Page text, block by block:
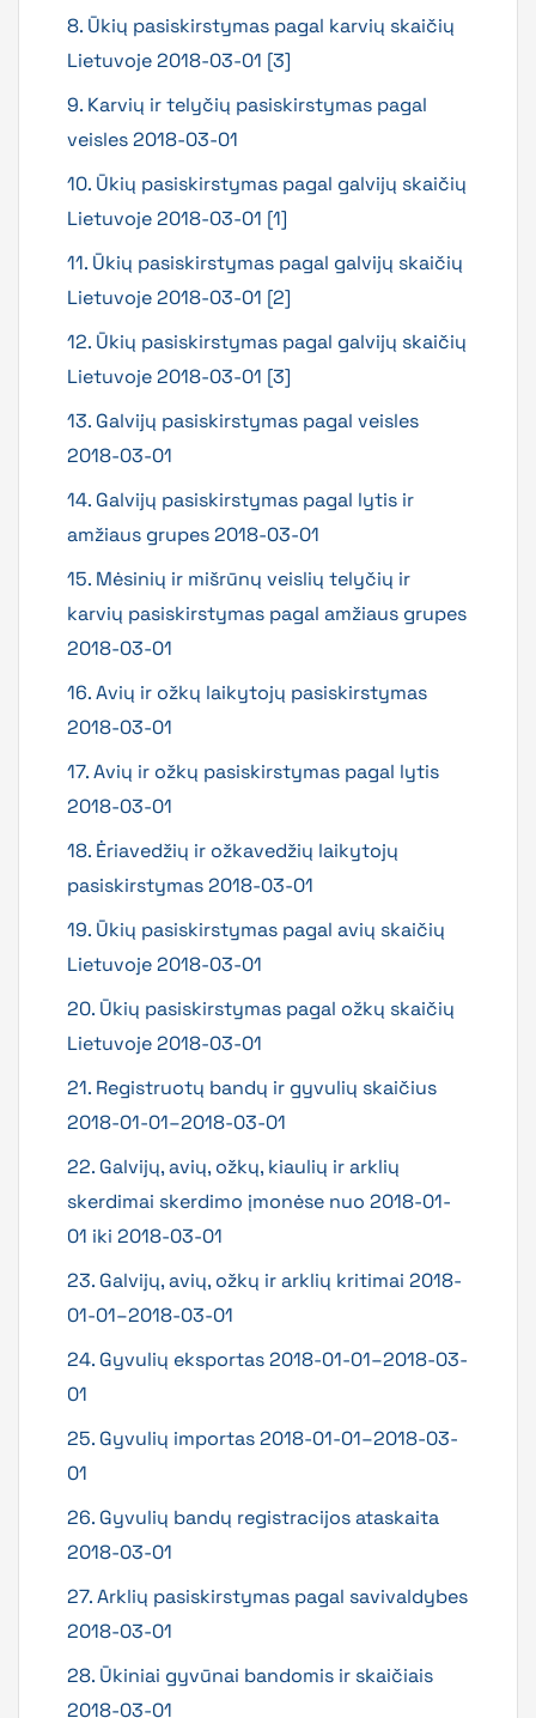
8. Ūkių pasiskirstymas pagal karvių skaičių
Lietuvoje 2018-03-01 [3]
9. Karvių ir telyčių pasiskirstymas pagal
veisles 2018-03-01
10. Ūkių pasiskirstymas pagal galvijų skaičių
Lietuvoje 2018-03-01 [1]
11. Ūkių pasiskirstymas pagal galvijų skaičių
Lietuvoje 2018-03-01 [2]
12. Ūkių pasiskirstymas pagal galvijų skaičių
Lietuvoje 2018-03-01 [3]
13. Galvijų pasiskirstymas pagal veisles
2018-03-01
14. Galvijų pasiskirstymas pagal lytis ir
amžiaus grupes 2018-03-01
15. Mėsinių ir mišrūnų veislių telyčių ir
karvių pasiskirstymas pagal amžiaus grupes
2018-03-01
16. Avių ir ožkų laikytojų pasiskirstymas
2018-03-01
17. Avių ir ožkų pasiskirstymas pagal lytis
2018-03-01
18. Ėriavedžių ir ožkavedžių laikytojų
pasiskirstymas 2018-03-01
19. Ūkių pasiskirstymas pagal avių skaičių
Lietuvoje 2018-03-01
20. Ūkių pasiskirstymas pagal ožkų skaičių
Lietuvoje 2018-03-01
21. Registruotų bandų ir gyvulių skaičius
2018-01-01–2018-03-01
22. Galvijų, avių, ožkų, kiaulių ir arklių
skerdimai skerdimo įmonėse nuo 2018-01-
01 iki 2018-03-01
23. Galvijų, avių, ožkų ir arklių kritimai 2018-
01-01–2018-03-01
24. Gyvulių eksportas 2018-01-01–2018-03-
01
25. Gyvulių importas 2018-01-01–2018-03-
01
26. Gyvulių bandų registracijos ataskaita
2018-03-01
27. Arklių pasiskirstymas pagal savivaldybes
2018-03-01
28. Ūkiniai gyvūnai bandomis ir skaičiais
2018-03-01